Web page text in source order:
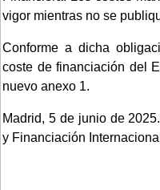
vigor mientras no se
Conforme a dicha
coste de financiación del
nuevo anexo 1.
Madrid, 5 de junio de
y Financiación